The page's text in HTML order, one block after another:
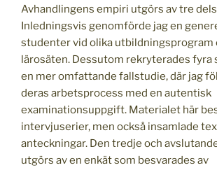
Avhandlingens empiri utgörs av tre
Inledningsvis genomförde jag en
studenter vid olika utbildningsprogram
lärosäten. Dessutom rekryterades
en mer omfattande fallstudie, där jag
deras arbetsprocess med en autentisk
examinationsuppgift. Materialet här
intervjuserier, men också insamlade
anteckningar. Den tredje och
utgörs av en enkät som besvarades av